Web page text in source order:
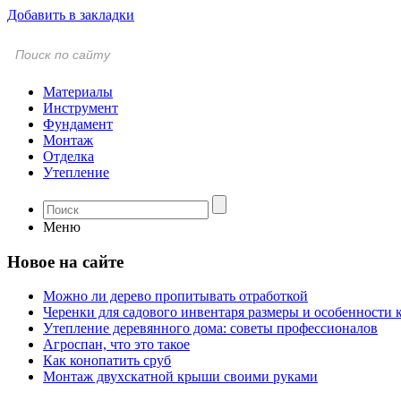
Добавить в закладки
Материалы
Инструмент
Фундамент
Монтаж
Отделка
Утепление
Меню
Новое на сайте
Можно ли дерево пропитывать отработкой
Черенки для садового инвентаря размеры и особенности
Утепление деревянного дома: советы профессионалов
Агроспан, что это такое
Как конопатить сруб
Монтаж двухскатной крыши своими руками